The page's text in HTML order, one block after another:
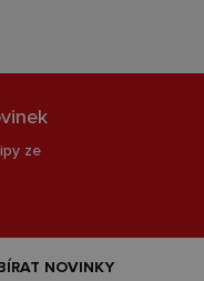
ze
NOVINKY